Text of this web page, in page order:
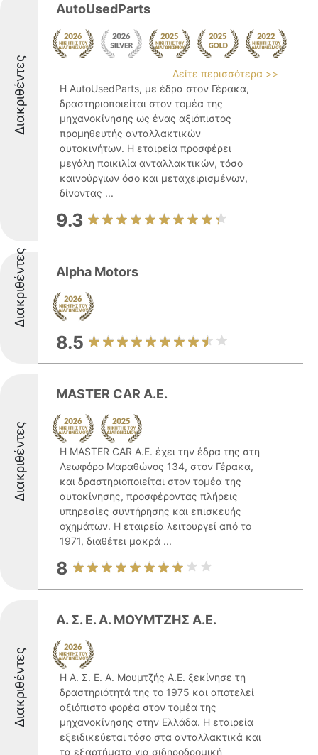
Διακριθέντες
AutoUsedParts
Δείτε περισσότερα >>
Η AutoUsedParts, με έδρα στον Γέρακα,
δραστηριοποιείται στον τομέα της
μηχανοκίνησης ως ένας αξιόπιστος
προμηθευτής ανταλλακτικών
αυτοκινήτων. Η εταιρεία προσφέρει
μεγάλη ποικιλία ανταλλακτικών, τόσο
καινούργιων όσο και μεταχειρισμένων,
δίνοντας ...
9.3
Διακριθέντες Alpha Motors
8.5
Διακριθέντες
MASTER CAR Α.Ε.
Η MASTER CAR Α.Ε. έχει την έδρα της στη
Λεωφόρο Μαραθώνος 134, στον Γέρακα,
και δραστηριοποιείται στον τομέα της
αυτοκίνησης, προσφέροντας πλήρεις
υπηρεσίες συντήρησης και επισκευής
οχημάτων. Η εταιρεία λειτουργεί από το
1971, διαθέτει μακρά ...
8
Διακριθέντες
Α. Σ. Ε. Α. ΜΟΥΜΤΖΗΣ Α.Ε.
Η Α. Σ. Ε. Α. Μουμτζής Α.Ε. ξεκίνησε τη
δραστηριότητά της το 1975 και αποτελεί
αξιόπιστο φορέα στον τομέα της
μηχανοκίνησης στην Ελλάδα. H εταιρεία
εξειδικεύεται τόσο στα ανταλλακτικά και
τα εξαρτήματα για σιδηροδρομική